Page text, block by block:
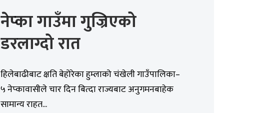
नेप्का गाउँमा गुज्रिएको
डरलाग्दो रात
हिलेबाढीबाट क्षति बेहोरेका हुम्लाको चंखेली गाउँपालिका–
५ नेप्कावासीले चार दिन बित्दा राज्यबाट अनुगमनबाहेक
सामान्य राहत...